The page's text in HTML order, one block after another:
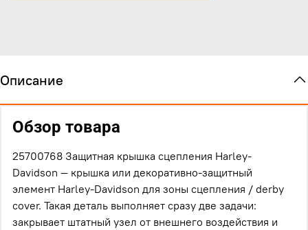
Описание
Обзор товара
25700768 Защитная крышка сцепления Harley-
Davidson — крышка или декоративно-защитный
элемент Harley-Davidson для зоны сцепления / derby
cover. Такая деталь выполняет сразу две задачи:
закрывает штатный узел от внешнего воздействия и